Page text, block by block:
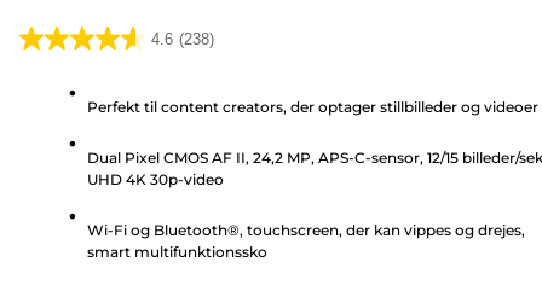
4.6 (238)
4.6
stjerner.
anmeldelser
Perfekt til content creators, der optager stillbilleder og videoer
Dual Pixel CMOS AF II, 24,2 MP, APS-C-sensor, 12/15 billeder/
UHD 4K 30p-video
Wi-Fi og Bluetooth®, touchscreen, der kan vippes og drejes,
smart multifunktionssko